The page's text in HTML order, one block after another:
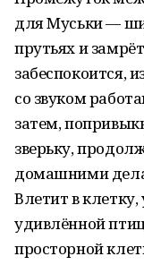
для Муськи —
прутьях и
забеспокоится,
со звуком
затем,
зверьку,
домашними
Влетит в
удивлённой
просторной